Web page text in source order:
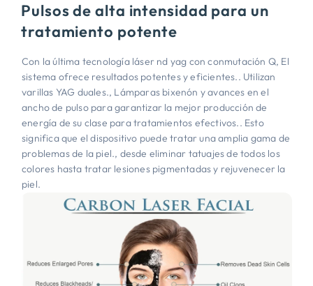
Pulsos de alta intensidad para un
tratamiento potente
Con la última tecnología láser nd yag con conmutación Q, El
sistema ofrece resultados potentes y eficientes.. Utilizan
varillas YAG duales., Lámparas bixenón y avances en el
ancho de pulso para garantizar la mejor producción de
energía de su clase para tratamientos efectivos.. Esto
significa que el dispositivo puede tratar una amplia gama de
problemas de la piel., desde eliminar tatuajes de todos los
colores hasta tratar lesiones pigmentadas y rejuvenecer la
piel.